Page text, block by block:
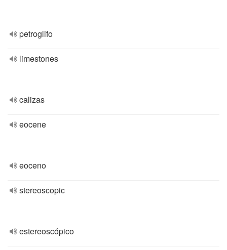
petroglifo
limestones
calizas
eocene
eoceno
stereoscopic
estereoscópico